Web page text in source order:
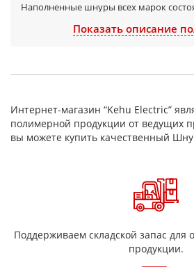
Наполненные шнуры всех марок
оборудования, работающего при
температурах.
Кремнеземные шнуры не токсичны, не
Сечение термостойких шнуров –
Показать описание
Интернет-магазин “Kehu Electric”
полимерной продукции от ведущих
вы можете купить качественный
Поддерживаем складской запас для
продукции.